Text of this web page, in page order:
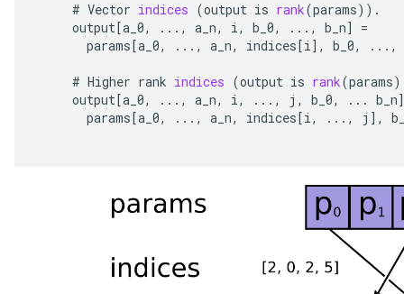
# Vector indices (output is rank(params)).
output[a_0, ..., a_n, i, b_0, ..., b_n]
=
params[a_0, ..., a_n, indices[i] , b_0, ...,
# Higher rank indices (output is rank(params)
output[a_0, ..., a_n, i, ..., j , b_0, ... b_n]
params[a_0, ..., a_n, indices[i, ..., j ] ,